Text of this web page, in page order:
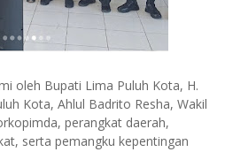
oleh Bupati Lima Puluh Kota, H.
Kota, Ahlul Badrito Resha, Wakil
perangkat daerah,
serta pemangku kepentingan